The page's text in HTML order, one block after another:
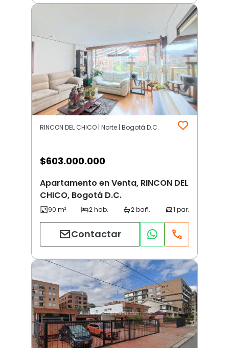
RINCON DEL CHICO | Norte | Bogotá D.C.
$603.000.000
Apartamento en Venta, RINCON DEL
CHICO, Bogotá D.C.
Contactar